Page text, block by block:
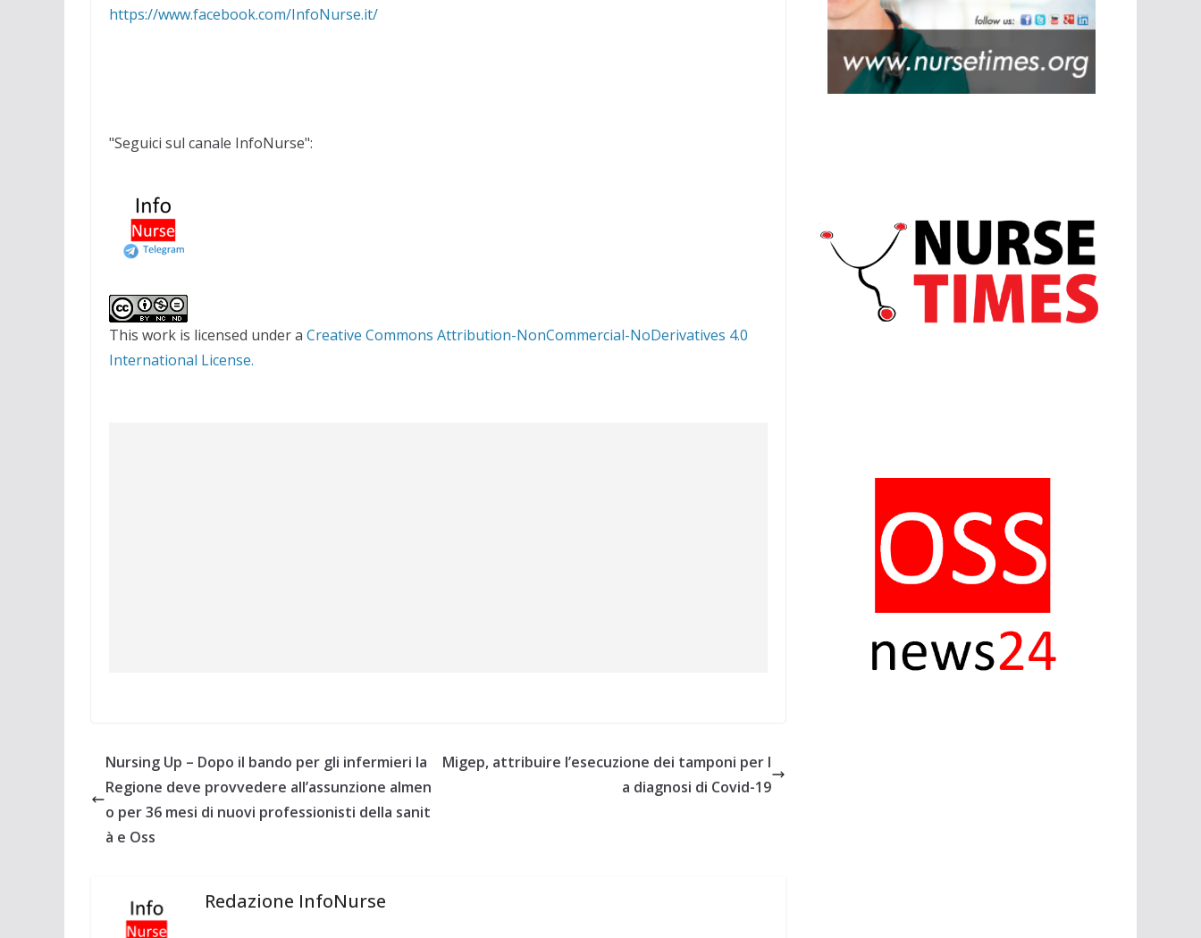
https://www.facebook.com/InfoNurse.it/
"Seguici sul canale InfoNurse":
This work is licensed under a Creative Commons Attribution-NonCommercial-NoDerivatives 4.0
International License.
Nursing Up – Dopo il bando per gli infermieri la
Regione deve provvedere all’assunzione almen
o per 36 mesi di nuovi professionisti della sanit
à e Oss
Migep, attribuire l’esecuzione dei tamponi per l
a diagnosi di Covid-19
Redazione InfoNurse